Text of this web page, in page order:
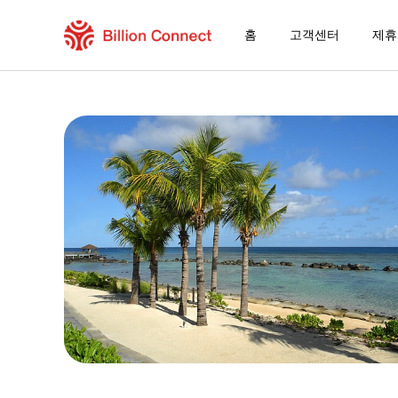
홈 고객센터 제
현재 목적지가 포함된 지역 요금제
eSIM을 즐기는 방법
Mauritius에서 Billion Connect eSIM을 사
Billion Connect 모리셔스 eSIM FAQ
목적지 및 데이터 요금제 선택
eSIM 설치하기
데이터 요금제 즐기기
안정적인 인터넷 연결
로밍 비용 절감
24/7 고객 서비스
쉬운 설치 방법